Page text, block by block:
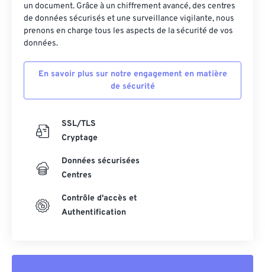
un document. Grâce à un chiffrement avancé, des centres
de données sécurisés et une surveillance vigilante, nous
prenons en charge tous les aspects de la sécurité de vos
données.
En savoir plus sur notre engagement en matière
de sécurité
SSL/TLS
Cryptage
Données sécurisées
Centres
Contrôle d'accès et
Authentification